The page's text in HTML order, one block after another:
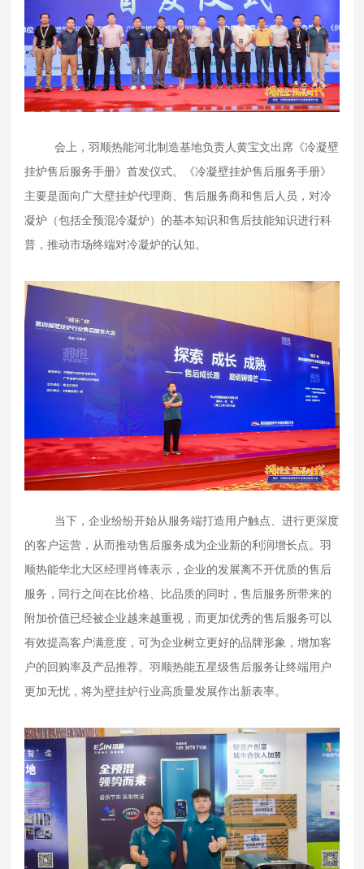
会上，羽顺热能河北制造基地负责人黄宝文出席《冷凝壁
挂炉售后服务手册》首发仪式。《冷凝壁挂炉售后服务手册》
主要是面向广大壁挂炉代理商、售后服务商和售后人员，对冷
凝炉（包括全预混冷凝炉）的基本知识和售后技能知识进行科
普，推动市场终端对冷凝炉的认知。
当下，企业纷纷开始从服务端打造用户触点、进行更深度
的客户运营，从而推动售后服务成为企业新的利润增长点。羽
顺热能华北大区经理肖锋表示，企业的发展离不开优质的售后
服务，同行之间在比价格、比品质的同时，售后服务所带来的
附加价值已经被企业越来越重视，而更加优秀的售后服务可以
有效提高客户满意度，可为企业树立更好的品牌形象，增加客
户的回购率及产品推荐。羽顺热能五星级售后服务让终端用户
更加无忧，将为壁挂炉行业高质量发展作出新表率。